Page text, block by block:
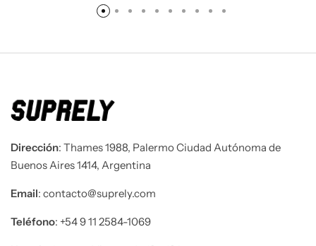
Dirección: Thames 1988, Palermo Ciudad Autónoma de
Buenos Aires 1414, Argentina
Email: contacto@suprely.com
Teléfono​: +54 9 11 2584-1069